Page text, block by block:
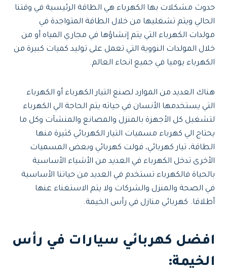
حدوث مشكلات بها الكهرباء هي الطاقة الرئيسية في وقتنا
الحالي ويتم تشغليها من خلال الطاقة المتواجدة في
مولدات الكهرباء التي يتم إنشاؤها في مجاري المياه أو من
خلال المولدات النووية التي تعمل على توليد كميات كبيرة من
الكهرباء يوميا في جميع انحاء العالم.
هناك العديد من الموارد لصنع التيار الكهرباء أو الكهرباء
التي يستخدمها الأنسان في حياته يتم الحاجة الي الكهرباء
لتشغيل كل الأجهزة بالمنزل والمصانع والمنشآت وكل ما
يحتاج الي كهرباء مسميات التيار الكهربائي كثيرة منها
الطاقة، تيار كهربائي، فولت كهربائي وبعض المسميات
الأخرى تدخل الكهرباء في العديد من الأشياء الأساسية
بالحياة فالكهرباء تستخدم في العديد من حياتنا الأساسية
في الصحة والمنزل والشركات ولا يتم الاستغناء عنها
أطلاقا. كهربائي منازل في رأس الخيمة.
افضل كهربائي سيارات في رأس
الخيمة: